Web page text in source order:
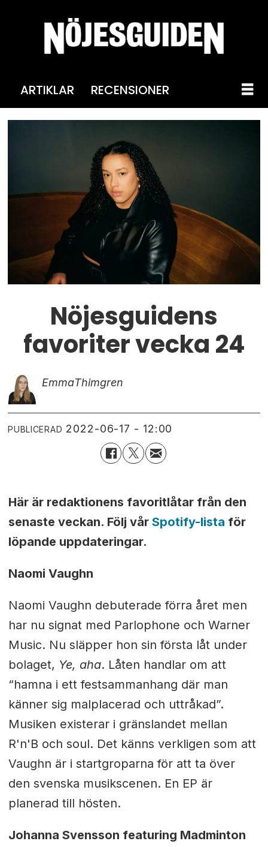
ARTIKLAR RECENSIONER
Nöjesguidens
favoriter vecka 24
EmmaThimgren
PUBLICERAD 2022-06-17 - 12:00
Här är redaktionens favoritlåtar från den
senaste veckan. Följ vår Spotify-lista för
löpande uppdateringar.
Naomi Vaughn
Naomi Vaughn debuterade förra året men
har nu signat med Parlophone och Warner
Music. Nu släpper hon sin första låt under
bolaget, Ye, aha. Låten handlar om att
“hamna i ett festsammanhang där man
känner sig malplacerad och uttråkad”.
Musiken existerar i gränslandet mellan
R'n'B och soul. Det känns verkligen som att
Vaughn är i startgroparna för att ta över
den svenska musikscenen. En EP är
planerad till hösten.
Johanna Svensson featuring Madminton